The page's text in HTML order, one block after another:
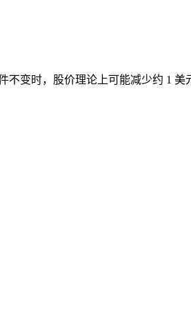
不变时，股价理论上可能减少约 1 美